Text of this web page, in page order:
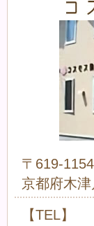
〒619-1154
京都府木
【TEL】